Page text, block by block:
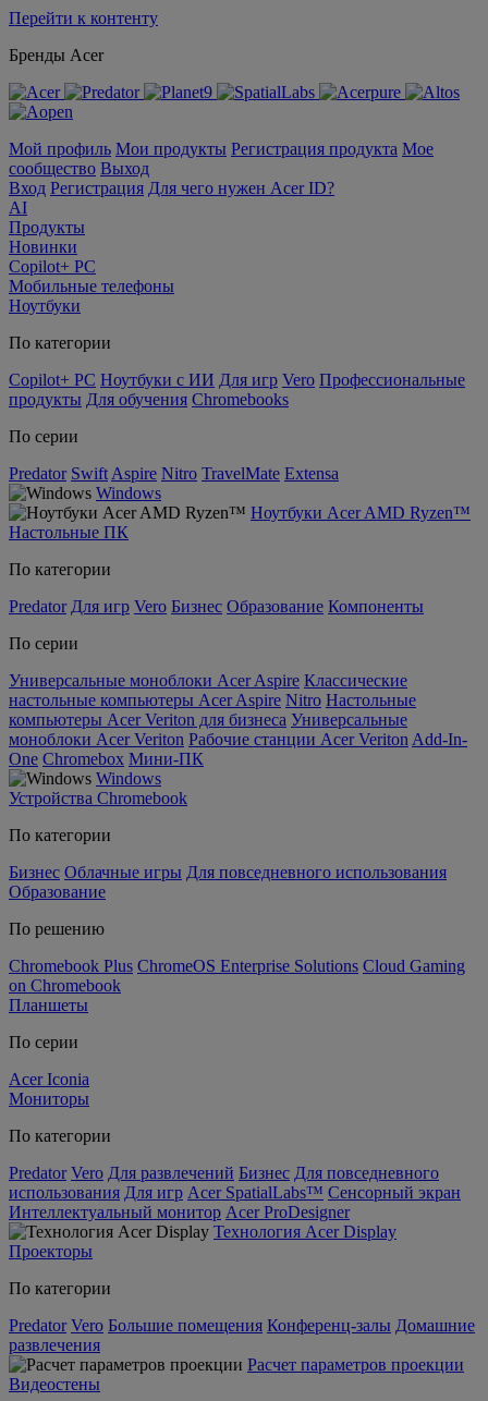
Перейти к контенту
Бренды Acer
Мой профиль Мои продукты Регистрация продукта Мое
сообщество Выход
Вход Регистрация Для чего нужен Acer ID?
AI
Продукты
Новинки
Copilot+ PC
Мобильные телефоны
Ноутбуки
По категории
Copilot+ PC Ноутбуки с ИИ Для игр Vero Профессиональные
продукты Для обучения Chromebooks
По серии
Predator Swift Aspire Nitro TravelMate Extensa
Windows
Ноутбуки Acer AMD Ryzen™
Настольные ПК
По категории
Predator Для игр Vero Бизнес Образование Компоненты
По серии
Универсальные моноблоки Acer Aspire Классические
настольные компьютеры Acer Aspire Nitro Настольные
компьютеры Acer Veriton для бизнеса Универсальные
моноблоки Acer Veriton Рабочие станции Acer Veriton Add-In-
One Chromebox Мини-ПК
Windows
Устройства Chromebook
По категории
Бизнес Облачные игры Для повседневного использования
Образование
По решению
Chromebook Plus ChromeOS Enterprise Solutions Cloud Gaming
on Chromebook
Планшеты
По серии
Acer Iconia
Мониторы
По категории
Predator Vero Для развлечений Бизнес Для повседневного
использования Для игр Acer SpatialLabs™ Сенсорный экран
Интеллектуальный монитор Acer ProDesigner
Технология Acer Display
Проекторы
По категории
Predator Vero Большие помещения Конференц-залы Домашние
развлечения
Расчет параметров проекции
Видеостены